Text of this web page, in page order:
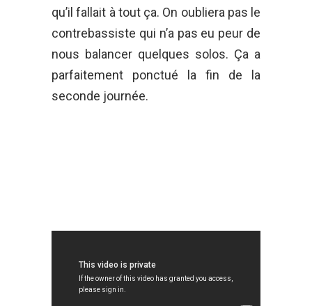
qu’il fallait à tout ça. On oubliera pas le
contrebassiste qui n’a pas eu peur de
nous balancer quelques solos. Ça a
parfaitement ponctué la fin de la
seconde journée.